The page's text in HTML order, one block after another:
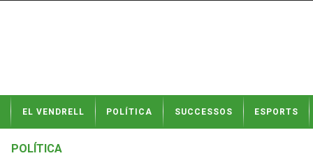
t
EL VENDRELL POLÍTICA SUCCESSOS ESPORTS
POLÍTICA